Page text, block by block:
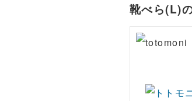
靴べら(L)